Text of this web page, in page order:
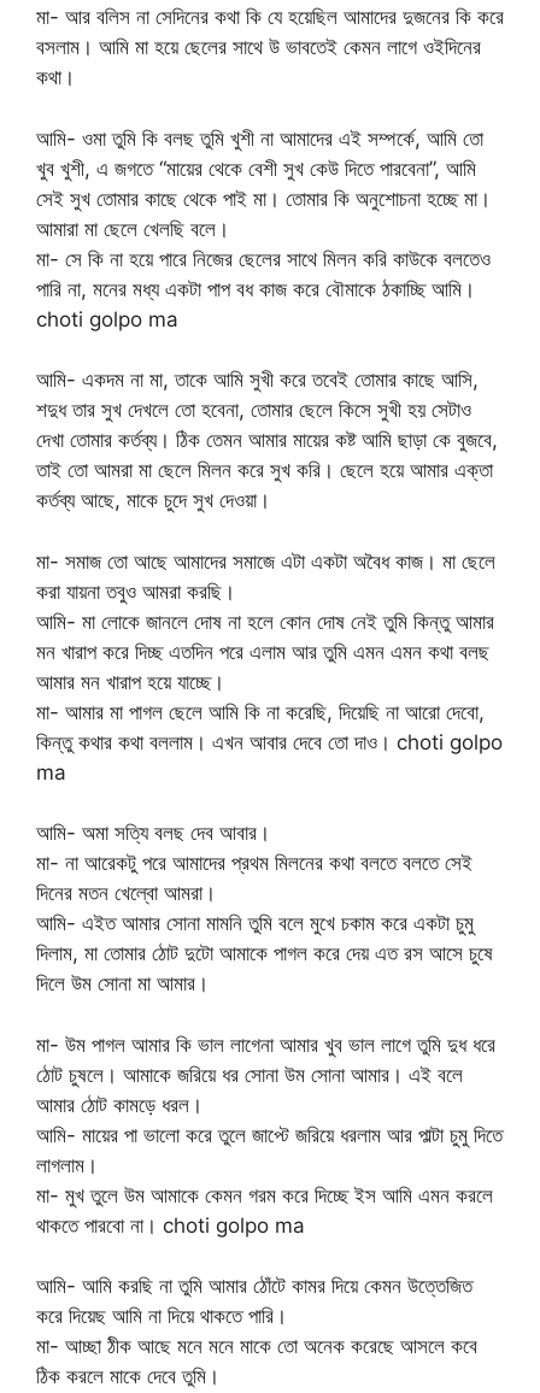
মা- আর বলিস না সেদিনের কথা কি যে হয়েছিল আমাদের দুজনের কি করে
বসলাম। আমি মা হয়ে ছেলের সাথে উ ভাবতেই কেমন লাগে ওইদিনের
কথা।
আমি- ওমা তুমি কি বলছ তুমি খুশী না আমাদের এই সম্পর্কে, আমি তো
খুব খুশী, এ জগতে “মায়ের থেকে বেশী সুখ কেউ দিতে পারবেনা”, আমি
সেই সুখ তোমার কাছে থেকে পাই মা। তোমার কি অনুশোচনা হচ্ছে মা।
আমারা মা ছেলে খেলছি বলে।
মা- সে কি না হয়ে পারে নিজের ছেলের সাথে মিলন করি কাউকে বলতেও
পারি না, মনের মধ্য একটা পাপ বধ কাজ করে বৌমাকে ঠকাচ্ছি আমি।
choti golpo ma
আমি- একদম না মা, তাকে আমি সুখী করে তবেই তোমার কাছে আসি,
শদুধ তার সুখ দেখলে তো হবেনা, তোমার ছেলে কিসে সুখী হয় সেটাও
দেখা তোমার কর্তব্য। ঠিক তেমন আমার মায়ের কষ্ট আমি ছাড়া কে বুজবে,
তাই তো আমরা মা ছেলে মিলন করে সুখ করি। ছেলে হয়ে আমার এক্তা
কর্তব্য আছে, মাকে চুদে সুখ দেওয়া।
মা- সমাজ তো আছে আমাদের সমাজে এটা একটা অবৈধ কাজ। মা ছেলে
করা যায়না তবুও আমরা করছি।
আমি- মা লোকে জানলে দোষ না হলে কোন দোষ নেই তুমি কিন্তু আমার
মন খারাপ করে দিচ্ছ এতদিন পরে এলাম আর তুমি এমন এমন কথা বলছ
আমার মন খারাপ হয়ে যাচ্ছে।
মা- আমার মা পাগল ছেলে আমি কি না করেছি, দিয়েছি না আরো দেবো,
কিন্তু কথার কথা বললাম। এখন আবার দেবে তো দাও। choti golpo
ma
আমি- অমা সত্যি বলছ দেব আবার।
মা- না আরেকটু পরে আমাদের প্রথম মিলনের কথা বলতে বলতে সেই
দিনের মতন খেল্বো আমরা।
আমি- এইত আমার সোনা মামনি তুমি বলে মুখে চকাম করে একটা চুমু
দিলাম, মা তোমার ঠোট দুটো আমাকে পাগল করে দেয় এত রস আসে চুষে
দিলে উম সোনা মা আমার।
মা- উম পাগল আমার কি ভাল লাগেনা আমার খুব ভাল লাগে তুমি দুধ ধরে
ঠোট চুষলে। আমাকে জরিয়ে ধর সোনা উম সোনা আমার। এই বলে
আমার ঠোট কামড়ে ধরল।
আমি- মায়ের পা ভালো করে তুলে জাপ্টে জরিয়ে ধরলাম আর পাল্টা চুমু দিতে
লাগলাম।
মা- মুখ তুলে উম আমাকে কেমন গরম করে দিচ্ছে ইস আমি এমন করলে
থাকতে পারবো না। choti golpo ma
আমি- আমি করছি না তুমি আমার ঠোঁটে কামর দিয়ে কেমন উত্তেজিত
করে দিয়েছ আমি না দিয়ে থাকতে পারি।
মা- আচ্ছা ঠীক আছে মনে মনে মাকে তো অনেক করেছে আসলে কবে
ঠিক করলে মাকে দেবে তুমি।